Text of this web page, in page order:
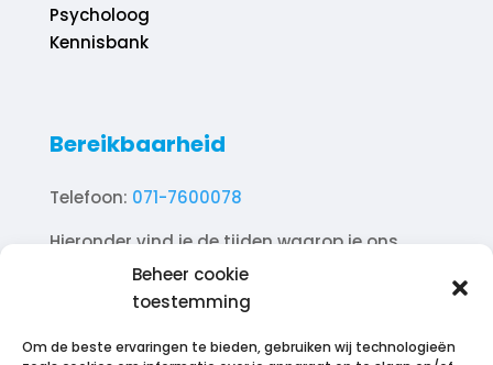
Beheer cookie
toestemming
Om de beste ervaringen te bieden, gebruiken wij technologieën
Psycholoog
Kennisbank
Bereikbaarheid
Telefoon: 071-7600078
Hieronder vind je de tijden waarop je ons
telefonisch kunt bereiken.
Ma. 10.00 – 18.00
Di. 10.00 – 18.00